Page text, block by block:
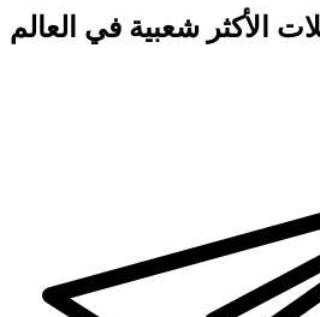
الأكثر شعبية في العالم